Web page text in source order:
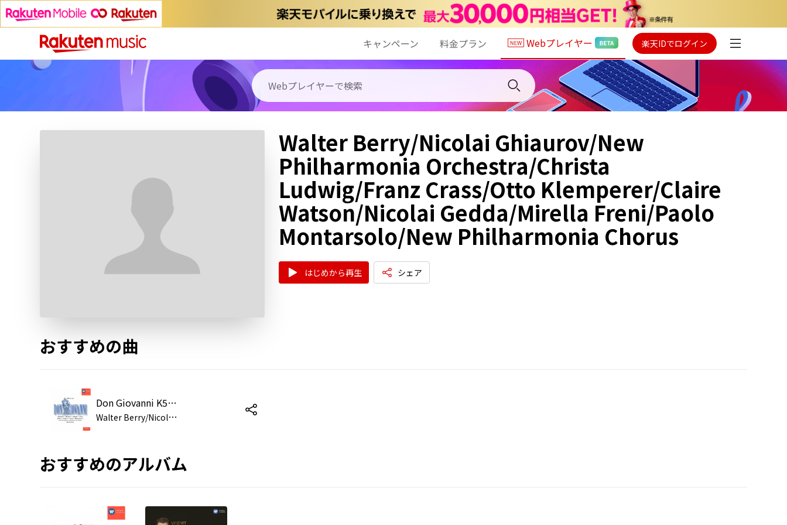
キャンペーン 料金プラン Webプレイヤー 楽天IDでログイン
Walter Berry/Nicolai Ghiaurov/New
Philharmonia Orchestra/Christa
Ludwig/Franz Crass/Otto Klemperer/Claire
Watson/Nicolai Gedda/Mirella Freni/Paolo
Montarsolo/New Philharmonia Chorus
はじめから再生 シェア
おすすめの曲
Don Giovanni K527, Atto Primo, Scena prima, Introduzione: Notte e giorno faticar (Leporello): Lasciala, indegno! (Commendatore/Don Giovanni/Leporello)
W
alter Berry/Nicolai Ghiaurov/New Philharmonia Orchestra/Christa Ludwig/Franz Crass/Otto Klemperer/Claire Watson/Nicolai Gedda/Mirella Freni/Paolo Montarsolo/New Philharmonia Chorus
おすすめのアルバム